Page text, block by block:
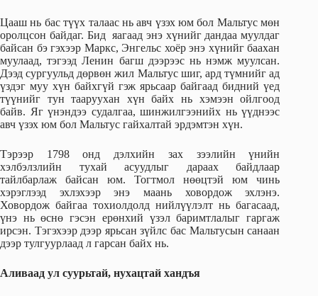
Цааш нь бас түүх талаас нь авч үзэх юм бол Мальтус мөн
оролцсон байдаг. Бид яагаад энэ хүнийг дандаа муулдаг
байсан бэ гэхээр Маркс, Энгельс хоёр энэ хүнийг баахан
муулаад, тэгээд Ленин багш дээрээс нь нэмж муулсан.
Дээд сургуульд дөрвөн жил Мальтус шиг, ард түмнийг ад
үздэг муу хүн байхгүй гэж ярьсаар байгаад бидний үед
түүнийг тун тааруухан хүн байх нь хэмээн ойлгоод
байв. Яг үнэндээ судалгаа, шинжилгээнийх нь үүднээс
авч үзэх юм бол Мальтус гайхалтай эрдэмтэн хүн.
Тэрээр 1798 онд дэлхийн зах зээлийн үнийн
хэлбэлзлийн тухай асуудлыг дараах байдлаар
тайлбарлаж байсан юм. Тогтмол нөөцтэй юм чинь
хэрэглээд эхлэхээр энэ маань ховордож эхлэнэ.
Ховордож байгаа тохиолдолд нийлүүлэлт нь багасаад,
үнэ нь өснө гэсэн ерөнхий үзэл баримтлалыг гаргаж
ирсэн. Тэгэхээр дээр ярьсан зүйлс бас Мальтусын санаан
дээр тулгуурлаад л гарсан байх нь.
Аливаад ул суурьтай, нухацтай хандъя